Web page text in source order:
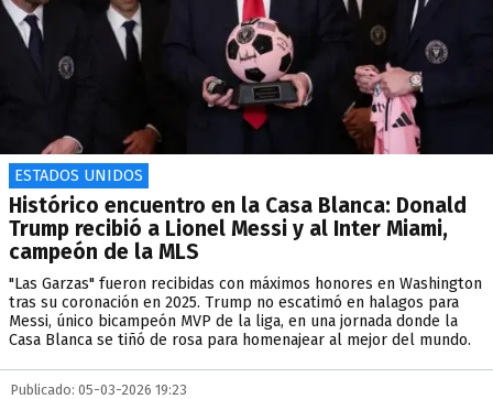
ESTADOS UNIDOS
Histórico encuentro en la Casa Blanca: Donald
Trump recibió a Lionel Messi y al Inter Miami,
campeón de la MLS
"Las Garzas" fueron recibidas con máximos honores en Washington
tras su coronación en 2025. Trump no escatimó en halagos para
Messi, único bicampeón MVP de la liga, en una jornada donde la
Casa Blanca se tiñó de rosa para homenajear al mejor del mundo.
Publicado: 05-03-2026 19:23